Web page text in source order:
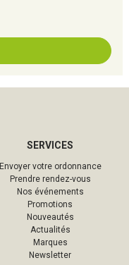
SERVICES
Envoyer votre ordonnance
Prendre rendez-vous
Nos événements
Promotions
Nouveautés
Actualités
Marques
Newsletter